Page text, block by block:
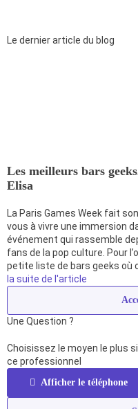
Le dernier article du blog
Les meilleurs bars geeks
Elisa
La Paris Games Week fait
vous à vivre une immersion
événement qui rassemble
fans de la pop culture. Pour
petite liste de bars geeks où
la suite de l'article
Une Question ?
Choisissez le moyen le plus
ce professionnel
Afficher le téléphone